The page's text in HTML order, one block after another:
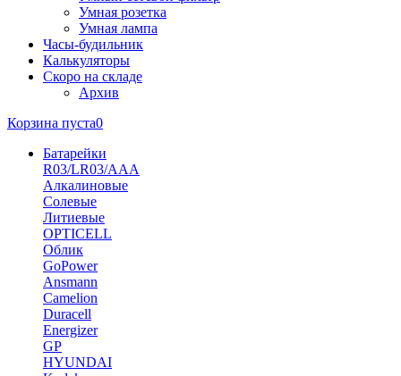
Умная розетка
Умная лампа
Часы-будильник
Калькуляторы
Скоро на складе
Архив
Корзина пуста0
Батарейки
R03/LR03/AAA
Алкалиновые
Солевые
Литиевые
OPTICELL
Облик
GoPower
Ansmann
Camelion
Duracell
Energizer
GP
HYUNDAI